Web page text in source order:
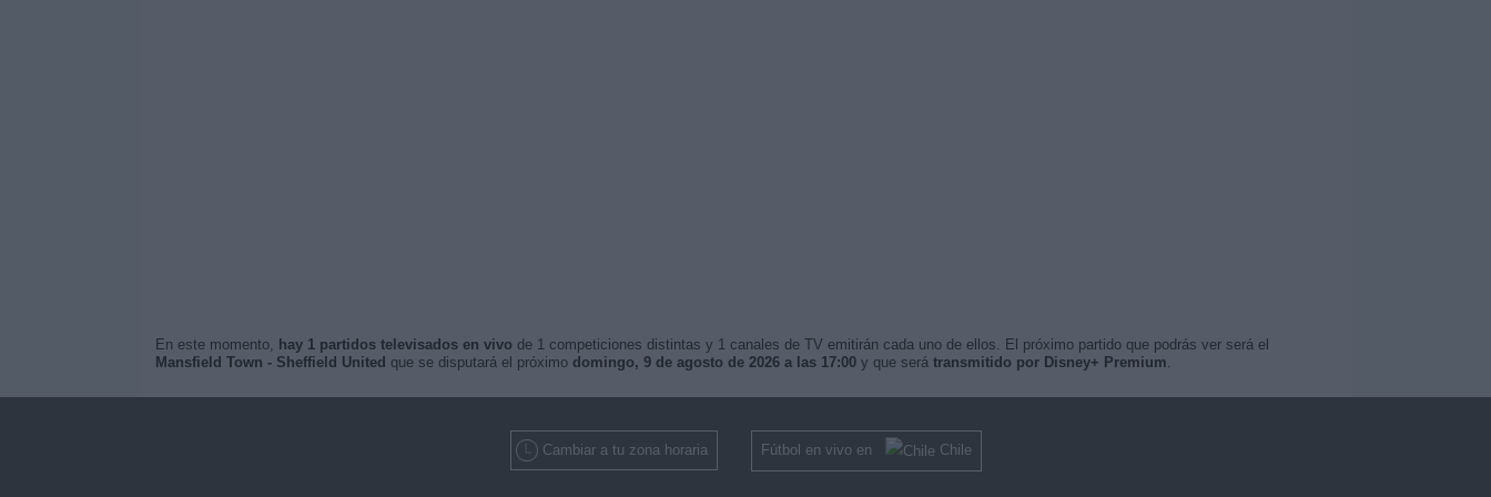
En este momento, hay 1 partidos televisados en vivo de 1 competiciones distintas y 1 canales de TV emitirán cada uno de ellos. El próximo partido que podrás ver será el
Mansfield Town - Sheffield United que se disputará el próximo domingo, 9 de agosto de 2026 a las 17:00y que será transmitido por Disney+ Premium.
Cambiar a tu zona horaria Fútbol en vivo en Chile